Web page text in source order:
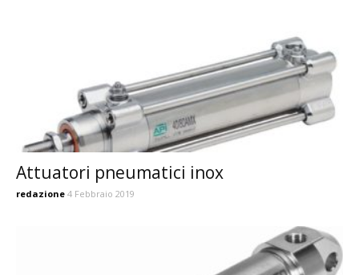
Attuatori pneumatici inox
redazione 4 Febbraio 2019